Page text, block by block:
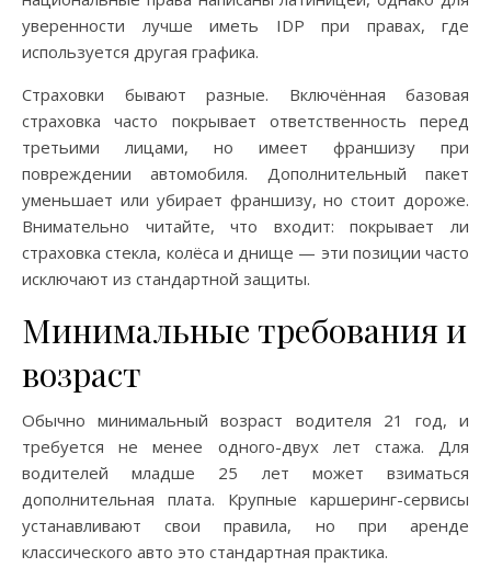
уверенности лучше иметь IDP при правах, где
используется другая графика.
Страховки бывают разные. Включённая базовая
страховка часто покрывает ответственность перед
третьими лицами, но имеет франшизу при
повреждении автомобиля. Дополнительный пакет
уменьшает или убирает франшизу, но стоит дороже.
Внимательно читайте, что входит: покрывает ли
страховка стекла, колёса и днищe — эти позиции часто
исключают из стандартной защиты.
Минимальные требования и
возраст
Обычно минимальный возраст водителя 21 год, и
требуется не менее одного-двух лет стажа. Для
водителей младше 25 лет может взиматься
дополнительная плата. Крупные каршеринг-сервисы
устанавливают свои правила, но при аренде
классического авто это стандартная практика.